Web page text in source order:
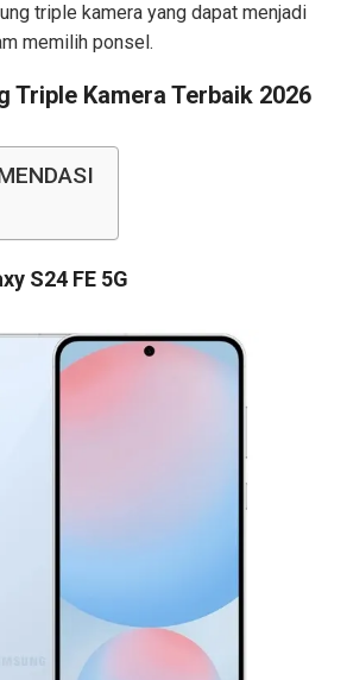
triple kamera yang dapat menjadi
memilih ponsel.
Triple Kamera Terbaik 2026
S24 FE 5G